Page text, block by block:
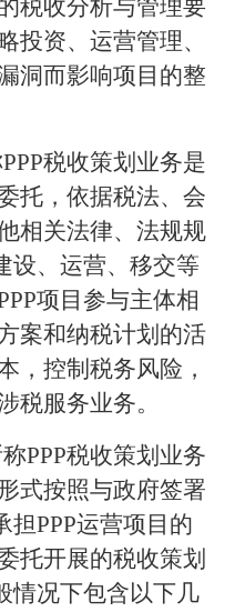
税收分析与管理要
投资、运营管理、
洞而影响项目的整
税收策划业务是
托，依据税法、会
相关法律、法规规
设、运营、移交等
项目参与主体相
案和纳税计划的活
，控制税务风险，
税服务业务。
PPP税收策划业务
式按照与政府签署
担PPP运营项目的
托开展的税收策划
情况下包含以下几